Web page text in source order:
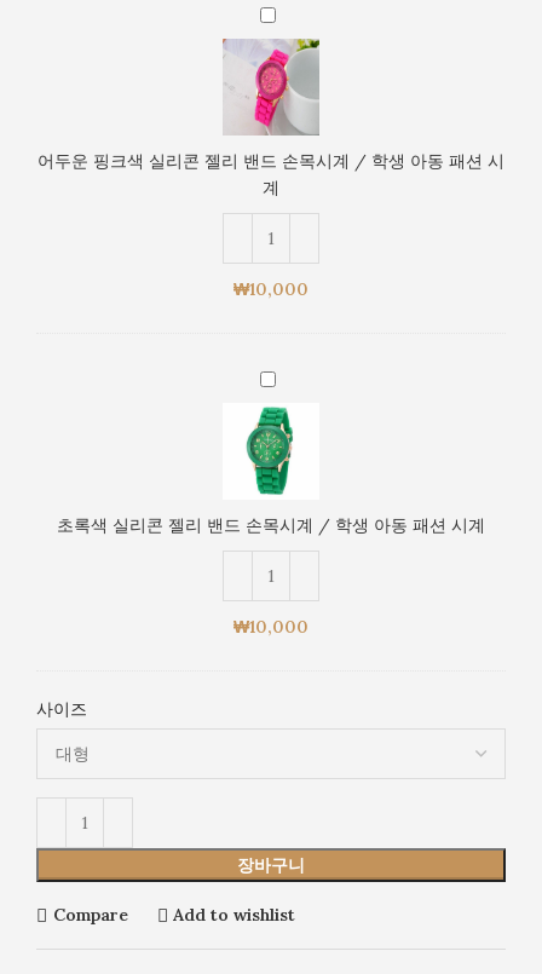
/
학
생
아
동
패
션
시
계
어
두
운
핑
크
실
리
리
밴
목
시
계
/
학
생
아
동
패
션
어두운 핑크색 실리콘 젤리 밴드 손목시계 / 학생 아동 패션 시
계
₩10,000
초
록
색
실
리
젤
드
손
계
학
동
패
션
초록색 실리콘 젤리 밴드 손목시계 / 학생 아동 패션 시계
₩10,000
사이즈
장바구니
Compare Add to wishlist